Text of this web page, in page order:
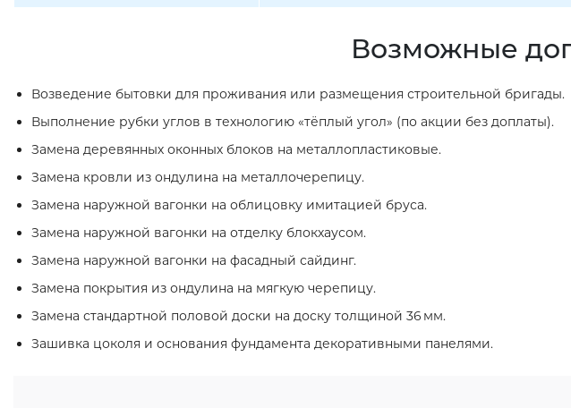
Возможные
Возведение бытовки для проживания или размещения строительной бригады.
Выполнение рубки углов в технологию «тёплый угол» (по акции без доплаты).
Замена деревянных оконных блоков на металлопластиковые.
Замена кровли из ондулина на металлочерепицу.
Замена наружной вагонки на облицовку имитацией бруса.
Замена наружной вагонки на отделку блокхаусом.
Замена наружной вагонки на фасадный сайдинг.
Замена покрытия из ондулина на мягкую черепицу.
Замена стандартной половой доски на доску толщиной 36 мм.
Зашивка цоколя и основания фундамента декоративными панелями.